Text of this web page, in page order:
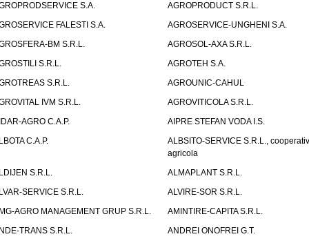
S.A.
AGROPRODUCT S.R.L.
FALESTI S.A.
AGROSERVICE-UNGHENI S.A.
BM S.R.L.
AGROSOL-AXA S.R.L.
S.R.L.
AGROTEH S.A.
S.R.L.
AGROUNIC-CAHUL
IVM S.R.L.
AGROVITICOLA S.R.L.
AGRO C.A.P.
AIPRE STEFAN VODA I.S.
C.A.P.
ALBSITO-SERVICE S.R.L.,
agricola
S.R.L.
ALMAPLANT S.R.L.
SERVICE S.R.L.
ALVIRE-SOR S.R.L.
AGRO MANAGEMENT GRUP S.R.L.
AMINTIRE-CAPITA S.R.L.
TRANS S.R.L.
ANDREI ONOFREI G.T.